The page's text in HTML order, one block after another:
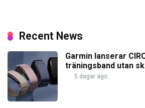
Recent News
Garmin lanserar
träningsband utan
5 dagar ago